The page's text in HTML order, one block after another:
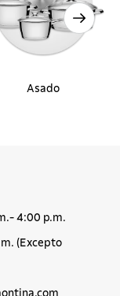
Asado
4:00 p.m.
(Excepto